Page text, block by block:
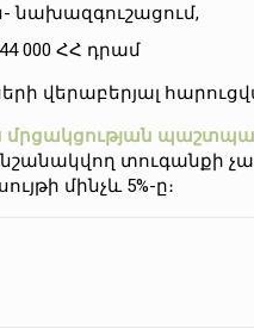
նախազգուշացում,
000 ՀՀ դրամ
վերաբերյալ
տուգանքի
մինչև 5%-ը։